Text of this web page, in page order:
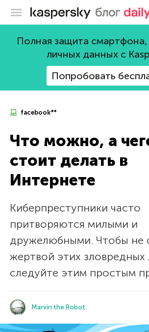
Блог
Полная защита смартфона,
личных данных с
Попробовать
facebook**
Что можно, а
стоит делать в
Интернете
Киберпреступники часто
притворяются милыми и
дружелюбными. Чтобы не
жертвой этих зловредных
следуйте этим простым
Marvin the Robot